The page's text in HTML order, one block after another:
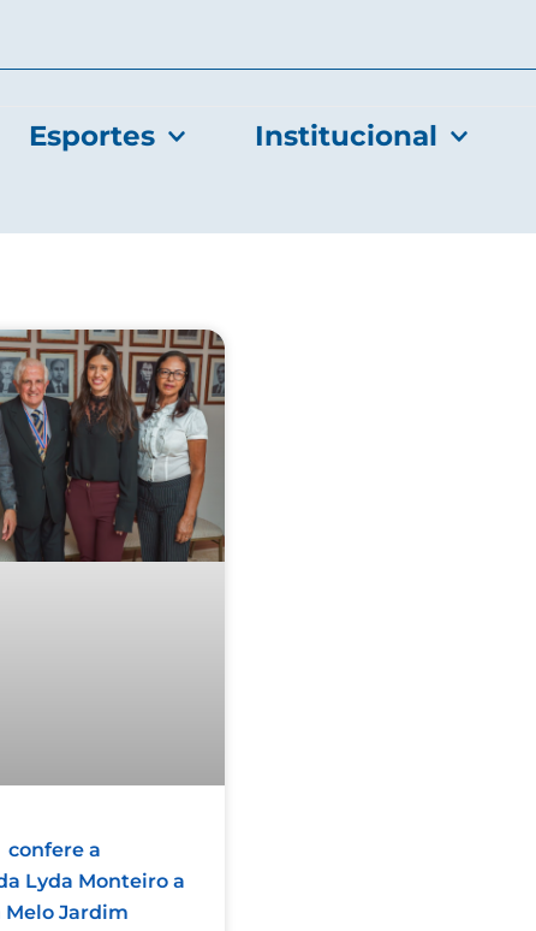
Esportes Institucional
confere a
Lyda Monteiro a
Melo Jardim